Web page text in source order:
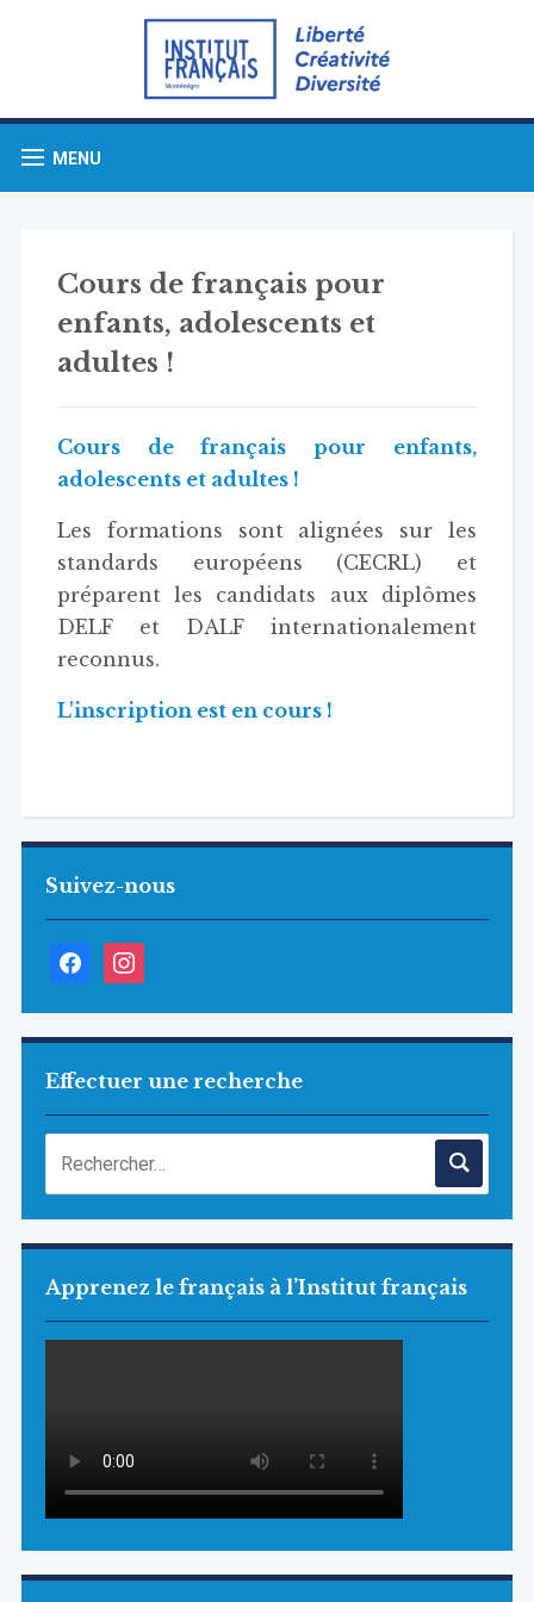
MENU
Cours de français pour
enfants, adolescents et
adultes !
Cours de français pour enfants,
adolescents et adultes !
Les formations sont alignées sur les
standards européens (CECRL) et
préparent les candidats aux diplômes
DELF et DALF internationalement
reconnus.
L'inscription est en cours !
Suivez-nous
FacebookInstagram
Effectuer une recherche
Apprenez le français à l’Institut français